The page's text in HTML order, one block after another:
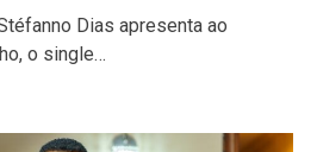
Dias apresenta ao
o single…